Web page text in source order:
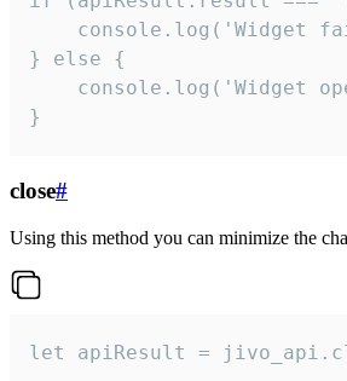
console.log('Widget
} else {
console.log('Widget
}
close#
Using this method you can minimize the
let apiResult =